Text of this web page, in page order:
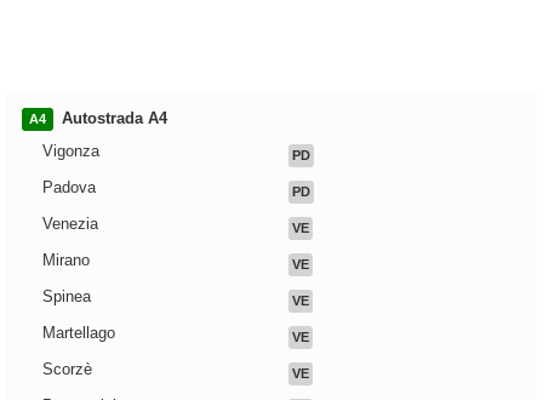
A4
Autostrada A4
Vigonza
PD
Padova PD
Venezia VE
Mirano VE
Spinea VE
Martellago VE
Scorzè VE